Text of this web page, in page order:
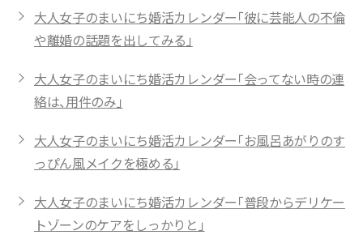
大人女子のまいにち婚活カレンダー「彼に芸能人の不倫
や離婚の話題を出してみる」
大人女子のまいにち婚活カレンダー「会ってない時の連
絡は、用件のみ」
大人女子のまいにち婚活カレンダー「お風呂あがりのす
っぴん風メイクを極める」
大人女子のまいにち婚活カレンダー「普段からデリケー
トゾーンのケアをしっかりと」